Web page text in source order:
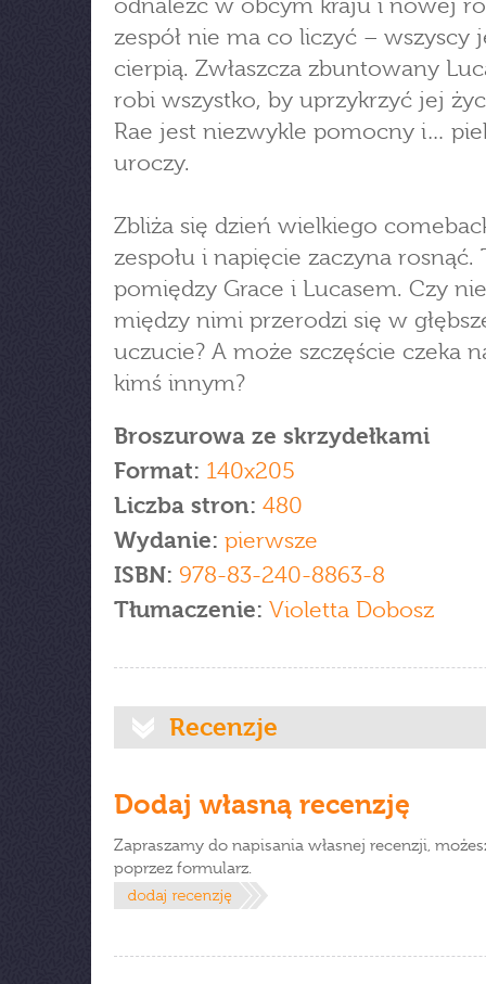
odnaleźć w obcym kraju i nowej
zespół nie ma co liczyć – wszyscy
cierpią. Zwłaszcza zbuntowany
robi wszystko, by uprzykrzyć jej
Rae jest niezwykle pomocny i…
uroczy.
Zbliża się dzień wielkiego
zespołu i napięcie zaczyna rosnąć.
pomiędzy Grace i Lucasem. Czy
między nimi przerodzi się w
uczucie? A może szczęście czeka
kimś innym?
Broszurowa ze skrzydełkami
Format: 140x205
Liczba stron: 480
Wydanie: pierwsze
ISBN: 978-83-240-8863-8
Tłumaczenie: Violetta Dobosz
Recenzje
Dodaj własną recenzję
Zapraszamy do napisania własnej recenzji,
poprzez formularz.